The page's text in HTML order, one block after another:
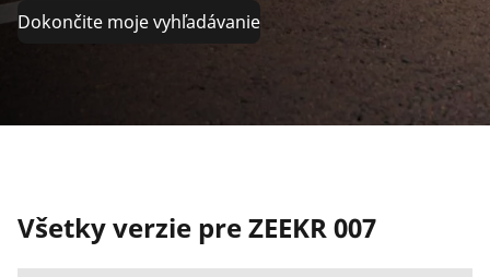
Dokončite moje vyhľadávanie
Všetky verzie pre ZEEKR 007